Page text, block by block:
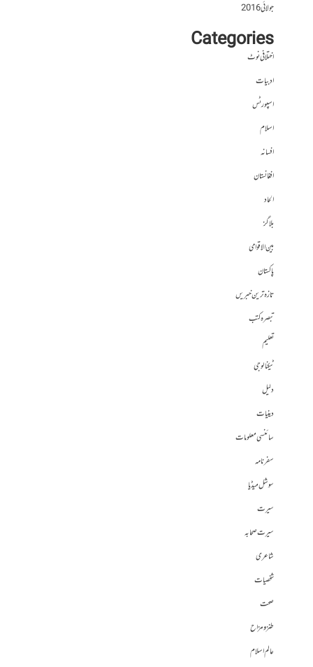
جولائی 2016
Categories
اختلافی نوٹ
ادبیات
اسپورٹس
اسلام
افسانہ
افغانستان
الحاد
بلاگز
بین الاقوامی
پاکستان
تازہ ترین خبریں
تبصرہ کتب
تعلیم
ٹیکنالوجی
دلیل
دینیات
سائنسی معلومات
سفرنامہ
سوشل میڈیا
سیرت
سیرت صحابہ
شاعری
شخصیات
صحت
طنز و مزاح
عالم اسلام